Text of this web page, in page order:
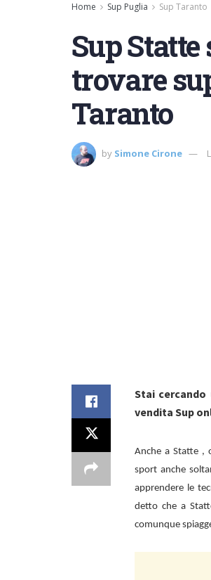
Home Sup Puglia Sup Taranto
Sup
trovare
Taranto
by Simone Cirone
Stai
vendita Sup
Anche a Statte ,
sport anche
apprendere le
detto che a
comunque